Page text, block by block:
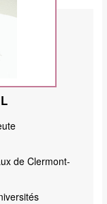
de Clermont-